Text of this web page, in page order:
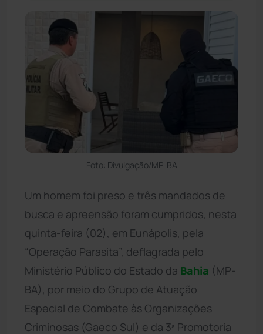
Foto: Divulgação/MP-BA
Um homem foi preso e três mandados de
busca e apreensão foram cumpridos, nesta
quinta-feira (02), em Eunápolis, pela
“Operação Parasita”, deflagrada pelo
Ministério Público do Estado da Bahia (MP-
BA), por meio do Grupo de Atuação
Especial de Combate às Organizações
Criminosas (Gaeco Sul) e da 3ª Promotoria